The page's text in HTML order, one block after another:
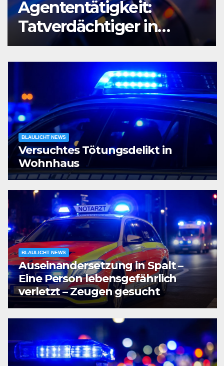
Agententätigkeit:
Tatverdächtiger in
Untersuchungshaft
BLAULICHT NEWS
Versuchtes Tötungsdelikt in
Wohnhaus
BLAULICHT NEWS
Auseinandersetzung in Spalt –
Eine Person lebensgefährlich
verletzt – Zeugen gesucht